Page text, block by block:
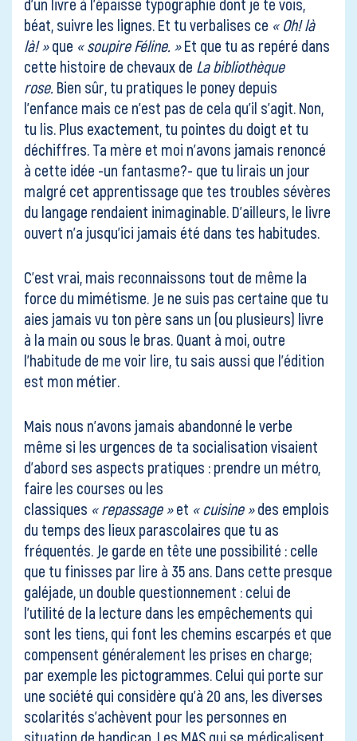
béat, suivre les lignes. Et tu verbalises ce « Oh! là
là! »que « soupire Féline. »Et que tu as repéré dans
cette histoire de chevaux de La bibliothèque
rose. Bien sûr, tu pratiques le poney depuis
l’enfance mais ce n’est pas de cela qu’il s’agit. Non,
tu lis. Plus exactement, tu pointes du doigt et tu
déchiffres. Ta mère et moi n’avons jamais renoncé
à cette idée -un fantasme?- que tu lirais un jour
malgré cet apprentissage que tes troubles sévères
du langage rendaient inimaginable. D’ailleurs, le livre
ouvert n’a jusqu’ici jamais été dans tes habitudes.
C’est vrai, mais reconnaissons tout de même la
force du mimétisme. Je ne suis pas certaine que tu
aies jamais vu ton père sans un (ou plusieurs) livre
à la main ou sous le bras. Quant à moi, outre
l’habitude de me voir lire, tu sais aussi que l’édition
est mon métier.
Mais nous n’avons jamais abandonné le verbe
même si les urgences de ta socialisation visaient
d’abord ses aspects pratiques : prendre un métro,
faire les courses ou les
classiques « repassage »et « cuisine »des emplois
du temps des lieux parascolaires que tu as
fréquentés. Je garde en tête une possibilité : celle
que tu finisses par lire à 35 ans. Dans cette presque
galéjade, un double questionnement : celui de
l’utilité de la lecture dans les empêchements qui
sont les tiens, qui font les chemins escarpés et que
compensent généralement les prises en charge;
par exemple les pictogrammes. Celui qui porte sur
une société qui considère qu’à 20 ans, les diverses
scolarités s’achèvent pour les personnes en
situation de handicap. Les MAS qui se médicalisent,